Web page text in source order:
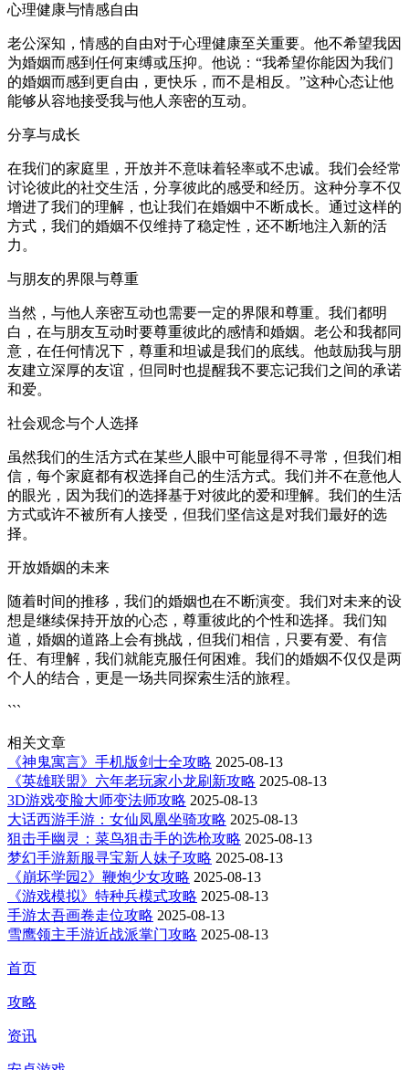
心理健康与情感自由
老公深知，情感的自由对于心理健康至关重要。他不希望我因
为婚姻而感到任何束缚或压抑。他说：“我希望你能因为我们
的婚姻而感到更自由，更快乐，而不是相反。”这种心态让他
能够从容地接受我与他人亲密的互动。
分享与成长
在我们的家庭里，开放并不意味着轻率或不忠诚。我们会经常
讨论彼此的社交生活，分享彼此的感受和经历。这种分享不仅
增进了我们的理解，也让我们在婚姻中不断成长。通过这样的
方式，我们的婚姻不仅维持了稳定性，还不断地注入新的活
力。
与朋友的界限与尊重
当然，与他人亲密互动也需要一定的界限和尊重。我们都明
白，在与朋友互动时要尊重彼此的感情和婚姻。老公和我都同
意，在任何情况下，尊重和坦诚是我们的底线。他鼓励我与朋
友建立深厚的友谊，但同时也提醒我不要忘记我们之间的承诺
和爱。
社会观念与个人选择
虽然我们的生活方式在某些人眼中可能显得不寻常，但我们相
信，每个家庭都有权选择自己的生活方式。我们并不在意他人
的眼光，因为我们的选择基于对彼此的爱和理解。我们的生活
方式或许不被所有人接受，但我们坚信这是对我们最好的选
择。
开放婚姻的未来
随着时间的推移，我们的婚姻也在不断演变。我们对未来的设
想是继续保持开放的心态，尊重彼此的个性和选择。我们知
道，婚姻的道路上会有挑战，但我们相信，只要有爱、有信
任、有理解，我们就能克服任何困难。我们的婚姻不仅仅是两
个人的结合，更是一场共同探索生活的旅程。
```
相关文章
《神鬼寓言》手机版剑士全攻略 2025-08-13
《英雄联盟》六年老玩家小龙刷新攻略 2025-08-13
3D游戏变脸大师变法师攻略 2025-08-13
大话西游手游：女仙凤凰坐骑攻略 2025-08-13
狙击手幽灵：菜鸟狙击手的选枪攻略 2025-08-13
梦幻手游新服寻宝新人妹子攻略 2025-08-13
《崩坏学园2》鞭炮少女攻略 2025-08-13
《游戏模拟》特种兵模式攻略 2025-08-13
手游太吾画卷走位攻略 2025-08-13
雪鹰领主手游近战派掌门攻略 2025-08-13
首页
攻略
资讯